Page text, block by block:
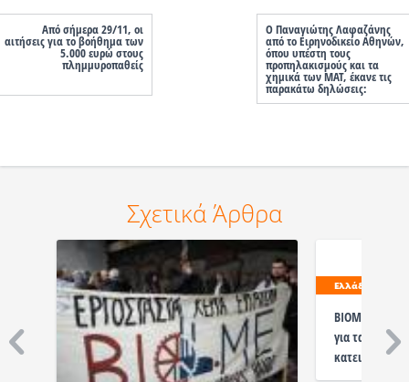
Από σήμερα 29/11, οι
αιτήσεις για το βοήθημα των
5.000 ευρώ στους
πλημμυροπαθείς
Ο Παναγιώτης Λαφαζάνης
από το Ειρηνοδικείο Αθηνών,
όπου υπέστη τους
προπηλακισμούς και τα
χημικά των ΜΑΤ, έκανε τις
παρακάτω δηλώσεις:
Σχετικά Άρθρα
Ελλάδα
BIOME:
για τα δέκα